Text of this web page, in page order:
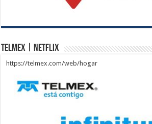
Telmex | Netflix
https://telmex.com/web/hogar